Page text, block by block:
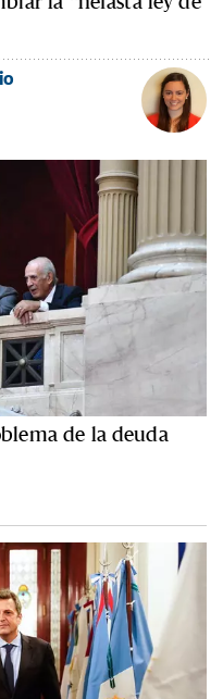
de la deuda